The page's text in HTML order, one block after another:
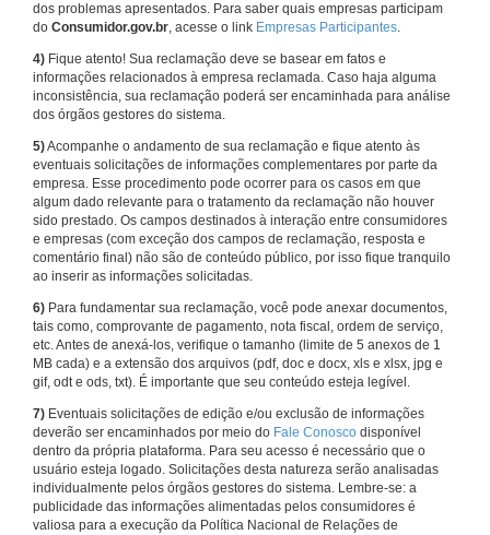
dos problemas apresentados. Para saber quais empresas participam
do Consumidor.gov.br, acesse o link Empresas Participantes.
4) Fique atento! Sua reclamação deve se basear em fatos e
informações relacionados à empresa reclamada. Caso haja alguma
inconsistência, sua reclamação poderá ser encaminhada para análise
dos órgãos gestores do sistema.
5)Acompanhe o andamento de sua reclamação e fique atento às
eventuais solicitações de informações complementares por parte da
empresa. Esse procedimento pode ocorrer para os casos em que
algum dado relevante para o tratamento da reclamação não houver
sido prestado. Os campos destinados à interação entre consumidores
e empresas (com exceção dos campos de reclamação, resposta e
comentário final) não são de conteúdo público, por isso fique tranquilo
ao inserir as informações solicitadas.
6) Para fundamentar sua reclamação, você pode anexar documentos,
tais como, comprovante de pagamento, nota fiscal, ordem de serviço,
etc. Antes de anexá-los, verifique o tamanho (limite de 5 anexos de 1
MB cada) e a extensão dos arquivos (pdf, doc e docx, xls e xlsx, jpg e
gif, odt e ods, txt). É importante que seu conteúdo esteja legível.
7) Eventuais solicitações de edição e/ou exclusão de informações
deverão ser encaminhados por meio do Fale Conosco disponível
dentro da própria plataforma. Para seu acesso é necessário que o
usuário esteja logado. Solicitações desta natureza serão analisadas
individualmente pelos órgãos gestores do sistema. Lembre-se: a
publicidade das informações alimentadas pelos consumidores é
valiosa para a execução da Política Nacional de Relações de